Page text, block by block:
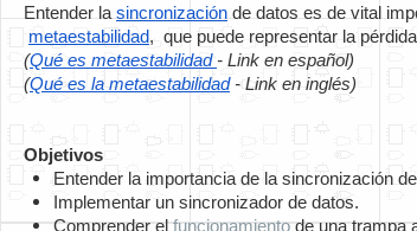
Entender la sincronización de datos es de vital
metaestabilidad,  que puede representar la
(Qué es metaestabilidad - Link en español)
(Qué es la metaestabilidad - Link en inglés)
Objetivos
Entender la importancia de la sincronización
Implementar un sincronizador de datos.
Comprender el funcionamiento de una trampa